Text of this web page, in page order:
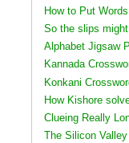
How to Put
So the slips
Alphabet Jigsaw
Kannada
Konkani
How Kishore
Clueing Really
The Silicon